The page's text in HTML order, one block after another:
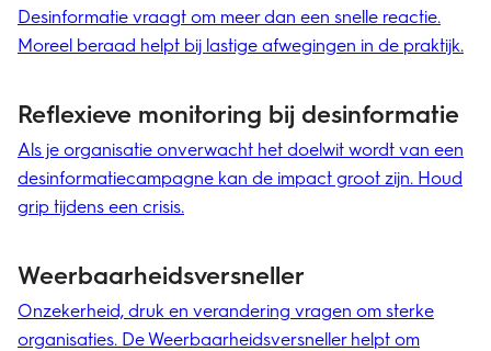
Desinformatie vraagt om meer dan een snelle reactie.
Moreel beraad helpt bij lastige afwegingen in de praktijk.
Reflexieve monitoring bij desinformatie
Als je organisatie onverwacht het doelwit wordt van een
desinformatiecampagne kan de impact groot zijn. Houd
grip tijdens een crisis.
Weerbaar­heids­versneller
Onzekerheid, druk en verandering vragen om sterke
organisaties. De Weerbaarheidsversneller helpt om